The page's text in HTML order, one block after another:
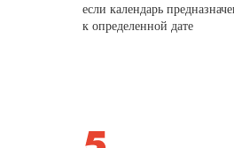
если календарь
к определенной дате